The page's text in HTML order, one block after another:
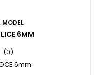
MODEL
6MM
(0)
6mm